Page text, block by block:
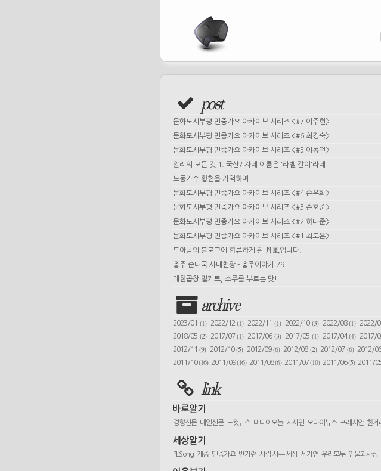
post
문화도시부평 민중가요 아카이브 시리즈 <#7 이주헌>
문화도시부평 민중가요 아카이브 시리즈 <#6 최경숙>
문화도시부평 민중가요 아카이브 시리즈 <#5 이동언>
알리의 모든 것 1. 국산? 자네 이름은 '라벨 갈이'라네!
노동가수 황현을 기억하며...
문화도시부평 민중가요 아카이브 시리즈 <#4 손은화>
문화도시부평 민중가요 아카이브 시리즈 <#3 손호준>
문화도시부평 민중가요 아카이브 시리즈 <#2 하태준>
문화도시부평 민중가요 아카이브 시리즈 <#1 최도은>
도아님의 블로그에 합류하게 된 丹風입니다.
충주 순대국 사대천왕 - 충주이야기 79
대한곱창 밀키트, 소주를 부르는 맛!
archive
2023/01 (1) 2022/12(1) 2022/11(1) 2022/10 (3) 2022/08(1) 2022/
2018/05 (2) 2017/07(1) 2017/06(3) 2017/05 (1) 2017/04(4) 2017/
2012/11(9) 2012/10(5) 2012/09(6) 2012/08 (2) 2012/07 (6) 2012/
2011/10(16) 2011/09(16) 2011/08(6) 2011/07(10) 2011/06(5) 2011/
link
바로알기
경향신문 내일신문 노컷뉴스 미디어오늘 시사인 오마이뉴스 프레시안 한겨
세상알기
PLSong 개종 민중가요 반기련 사람 사는 세상 세기연 우리모두 인물과사상